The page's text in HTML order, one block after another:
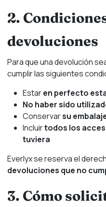
2.
devoluciones
Para que una devolución
cumplir las siguientes
Estaren perfecto
No haber sido
Conservarsu
Incluirtodos los
tuviera
Everlyx se reserva el
devoluciones que no
3. Cómo